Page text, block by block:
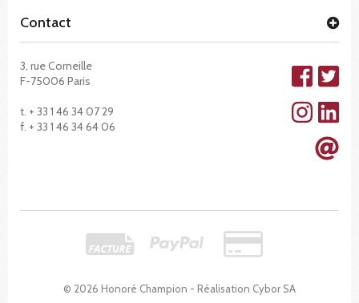
© 2026 Honoré Champion - Réalisation Cybor SA
Contact
3, rue Corneille
F-75006 Paris
t. + 33 1 46 34 07 29
f. + 33 1 46 34 64 06